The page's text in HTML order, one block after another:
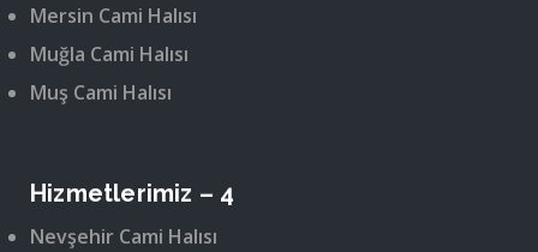
Mersin Cami Halısı
Muğla Cami Halısı
Muş Cami Halısı
Hizmetlerimiz – 4
Nevşehir Cami Halısı